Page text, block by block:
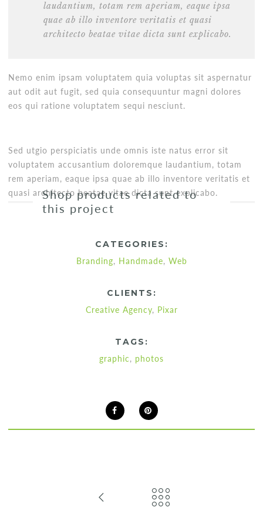
laudantium, totam rem aperiam, eaque ipsa
quae ab illo inventore veritatis et quasi
architecto beatae vitae dicta sunt explicabo.
Nemo enim ipsam voluptatem quia voluptas sit aspernatur
aut odit aut fugit, sed quia consequuntur magni dolores
eos qui ratione voluptatem sequi nesciunt.
Sed utgio perspiciatis unde omnis iste natus error sit
voluptatem accusantium doloremque laudantium, totam
rem aperiam, eaque ipsa quae ab illo inventore veritatis et
quasi architecto beatae vitae dicta sunt explicabo.
Shop products related to
this project
CATEGORIES:
Branding, Handmade, Web
CLIENTS:
Creative Agency, Pixar
TAGS:
graphic, photos